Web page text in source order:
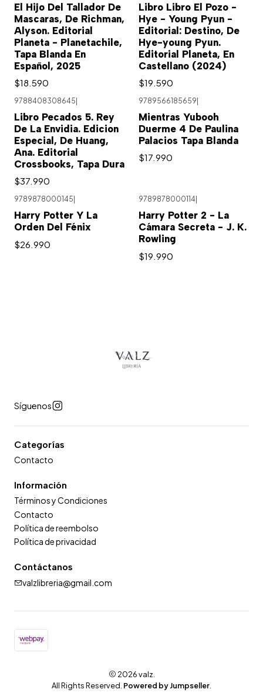
El Hijo Del Tallador De
Mascaras, De Richman,
Alyson. Editorial
Planeta - Planetachile,
Tapa Blanda En
Español, 2025
$18.590
Libro Libro El Pozo -
Hye - Young Pyun -
Editorial: Destino, De
Hye-young Pyun.
Editorial Planeta, En
Castellano (2024)
$19.590
9788408308645
Libro Pecados 5. Rey
De La Envidia. Edicion
Especial, De Huang,
Ana. Editorial
Crossbooks, Tapa Dura
$37.990
9789566185659
Mientras Yubooh
Duerme 4 De Paulina
Palacios Tapa Blanda
$17.990
9789878000145
Harry Potter Y La
Orden Del Fénix
$26.990
9789878000114
Harry Potter 2 - La
Cámara Secreta - J. K.
Rowling
$19.990
Síguenos
Categorías
Contacto
Información
Términos y Condiciones
Contacto
Política de reembolso
Política de privacidad
Contáctanos
valzlibreria@gmail.com
2026 valz.
All Rights Reserved. Powered by Jumpseller